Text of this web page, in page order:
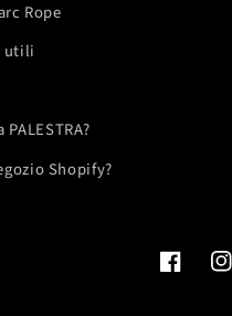
Rope
utili
Shopify?
Facebook